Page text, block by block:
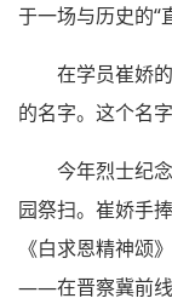
于一场与历史的“
在学员崔娇
的名字。这个名
今年烈士纪
园祭扫。崔娇手
《白求恩精神颂
——在晋察冀前线